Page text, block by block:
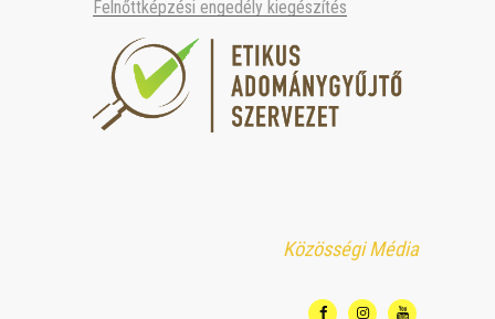
Felnőttképzési engedély kiegészítés
Közösségi Média